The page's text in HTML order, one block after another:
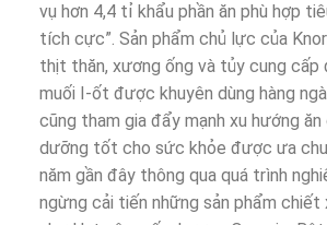
vụ hơn 4,4 tỉ khẩu phần ăn phù hợp
tích cực”. Sản phẩm chủ lực của
thịt thăn, xương ống và tủy cung cấp
muối I-ốt được khuyên dùng hàng
cũng tham gia đẩy mạnh xu hướng
dưỡng tốt cho sức khỏe được ưa
năm gần đây thông qua quá trình
ngừng cải tiến những sản phẩm